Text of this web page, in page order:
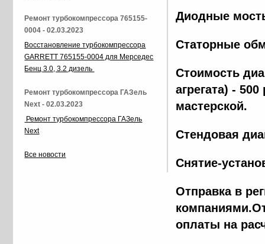
Диодные
Статорные
Стоимость
агрегата) -
мастерской.
Стендовая
Снятие-
Отправка в
оплаты на
Ремонт турбокомпрессора 765155-
0004 - 02.03.2023
Восстановление турбокомпрессора
GARRETT 765155-0004 для Мерседес
Бенц 3.0, 3.2 дизель
Ремонт турбокомпрессора ГАЗель
Next - 02.03.2023
Ремонт турбокомпрессора ГАЗель
Next
Все новости